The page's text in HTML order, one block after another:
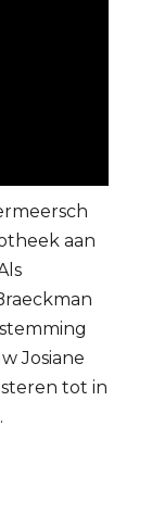
aan
Josiane
tot in